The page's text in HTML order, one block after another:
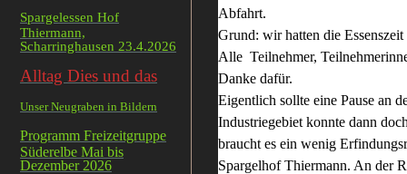
Spargelessen Hof
Thiermann,
Scharringhausen 23.4.2026
Alltag Dies und das
Unser Neugraben in Bildern
Programm Freizeitgruppe
Süderelbe Mai bis
Dezember 2026
Abfahrt.
Grund: wir hatten die
Alle Teilnehmer,
Danke dafür.
Eigentlich sollte eine Pause an
Industriegebiet konnte dann
braucht es ein wenig
Spargelhof Thiermann. An der